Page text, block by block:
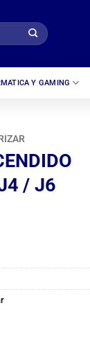
Y GAMING
/ J6